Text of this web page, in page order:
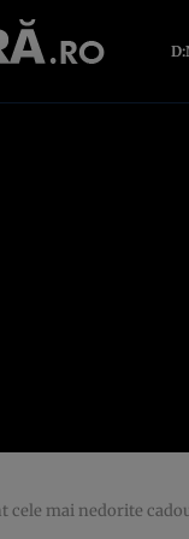
cele mai nedorite